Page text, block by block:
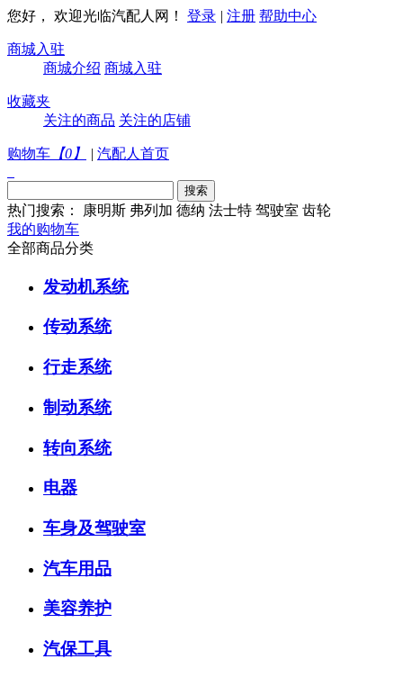
您好， 欢迎光临汽配人网！ 登录 | 注册 帮助中心
商城入驻
商城介绍 商城入驻
收藏夹
关注的商品 关注的店铺
购物车 【0 】 | 汽配人首页
热门搜索： 康明斯 弗列加 德纳 法士特 驾驶室 齿轮
我的购物车
全部商品分类
发动机系统
传动系统
行走系统
制动系统
转向系统
电器
车身及驾驶室
汽车用品
美容养护
汽保工具